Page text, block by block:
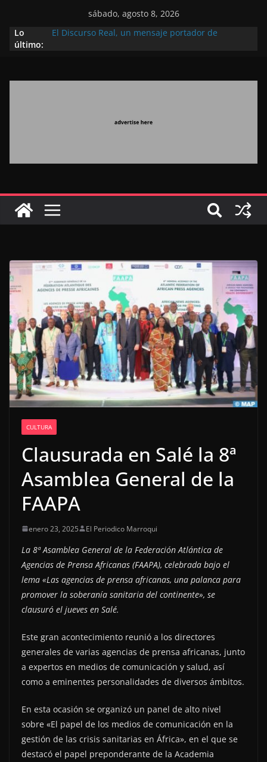
sábado, agosto 8, 2026
Lo
último:
El Discurso Real, un mensaje portador de
Extranjero: al servicio de los grandes proyectos de
Marruecos gracias a una visión estratégica
destinada a consolidar la posición de Marruecos
en una economía mundial competitiva (politólogo
marroquí-estadounidense)
CULTURA
Clausurada en Salé la 8ª
Asamblea General de la
FAAPA
enero 23, 2025 El Periodico Marroqui
La 8ª Asamblea General de la Federación Atlántica de
Agencias de Prensa Africanas (FAAPA), celebrada bajo el
lema «Las agencias de prensa africanas, una palanca para
promover la soberanía sanitaria del continente», se
clausuró el jueves en Salé.
Este gran acontecimiento reunió a los directores
generales de varias agencias de prensa africanas, junto
a expertos en medios de comunicación y salud, así
como a eminentes personalidades de diversos ámbitos.
En esta ocasión se organizó un panel de alto nivel
sobre «El papel de los medios de comunicación en la
gestión de las crisis sanitarias en África», en el que se
destacó el papel preponderante de la Academia